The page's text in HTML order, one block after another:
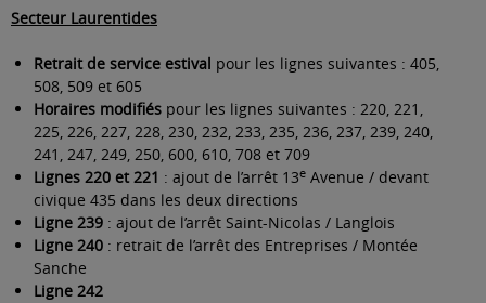
Secteur Laurentides
Retrait de service estival pour les lignes suivantes : 405,
508, 509 et 605
Horaires modifiés pour les lignes suivantes : 220, 221,
225, 226, 227, 228, 230, 232, 233, 235, 236, 237, 239, 240,
241, 247, 249, 250, 600, 610, 708 et 709
Lignes 220 et 221 : ajout de l’arrêt 13e Avenue / devant
civique 435 dans les deux directions
Ligne 239 : ajout de l’arrêt Saint-Nicolas / Langlois
Ligne 240 : retrait de l’arrêt des Entreprises / Montée
Sanche
Ligne 242